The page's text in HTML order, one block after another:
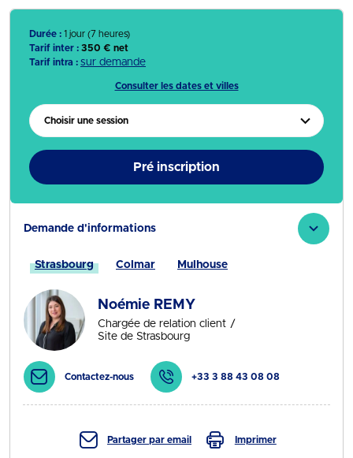
Durée : 1 jour (7 heures)
Tarif inter : 350 € net
Tarif intra : sur demande
Consulter les dates et villes
Choisir une session
Pré inscription
Demande d'informations
Strasbourg Colmar Mulhouse
Noémie REMY
Chargée de relation client
Site de Strasbourg
Contactez-nous +33 3 88 43 08 08
Partager par email Imprimer